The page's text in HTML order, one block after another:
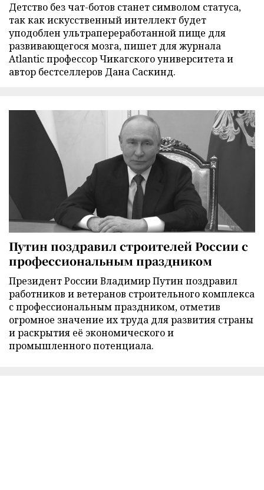
Детство без чат-ботов станет символом статуса,
так как искусственный интеллект будет
уподоблен ультрапереработанной пище для
развивающегося мозга, пишет для журнала
Atlantic профессор Чикагского университета и
автор бестселлеров Дана Саскинд.
Путин поздравил строителей России с
профессиональным праздником
Президент России Владимир Путин поздравил
работников и ветеранов строительного комплекса
с профессиональным праздником, отметив
огромное значение их труда для развития страны
и раскрытия её экономического и
промышленного потенциала.